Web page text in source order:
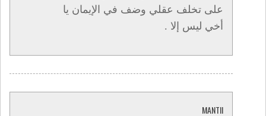
على تخلف عقلي وضف في الإيمان يا
أخي ليس إلا .
MANTII